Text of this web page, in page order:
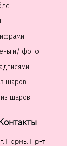
фото
шаров
шаров
г. Пермь. Пр-т